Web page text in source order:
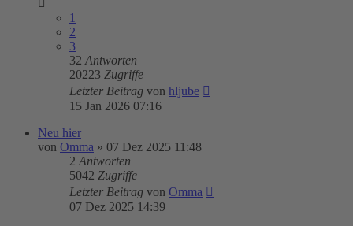
1
2
3
32 Antworten
20223 Zugriffe
Letzter Beitrag von hljube
15 Jan 2026 07:16
Neu hier
von Omma » 07 Dez 2025 11:48
2 Antworten
5042 Zugriffe
Letzter Beitrag von Omma
07 Dez 2025 14:39